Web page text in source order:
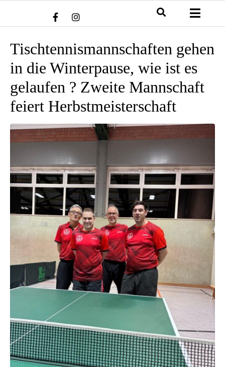
Tischtennismannschaften gehen
in die Winterpause, wie ist es
gelaufen ? Zweite Mannschaft
feiert Herbstmeisterschaft